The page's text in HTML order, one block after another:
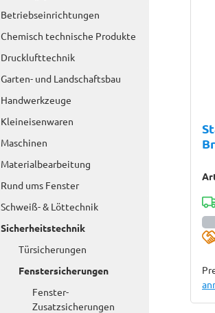
Betriebseinrichtungen
Chemisch technische Produkte
Drucklufttechnik
Garten- und Landschaftsbau
Handwerkzeuge
Kleineisenwaren
Maschinen
Materialbearbeitung
Rund ums Fenster
Schweiß- & Löttechnik
Sicherheitstechnik
Türsicherungen
Fenstersicherungen
Fenster-
Zusatzsicherungen